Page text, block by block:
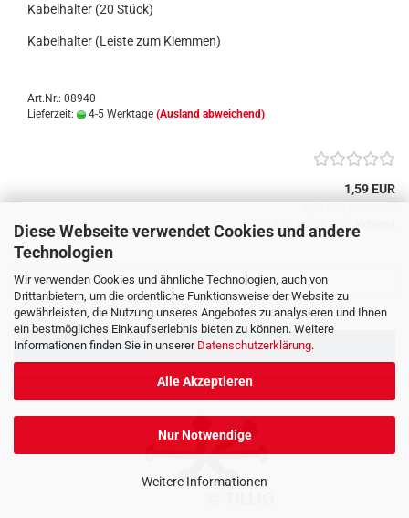
Diese Webseite verwendet Cookies und andere
Technologien
Wir verwenden Cookies und ähnliche Technologien, auch von
Drittanbietern, um die ordentliche Funktionsweise der Website zu
gewährleisten, die Nutzung unseres Angebotes zu analysieren und Ihnen
ein bestmögliches Einkaufserlebnis bieten zu können. Weitere
Informationen finden Sie in unserer Datenschutzerklärung.
Alle Akzeptieren
Nur Notwendige
Weitere Informationen
Kabelhalter (20 Stück)
Kabelhalter (Leiste zum Klemmen)
Art.Nr.: 08940
Lieferzeit:
4-5 Werktage (Ausland abweichend)
1,59 EUR
inkl. 19% MwSt. zzgl.
Stück:
IN DEN WARENKORB